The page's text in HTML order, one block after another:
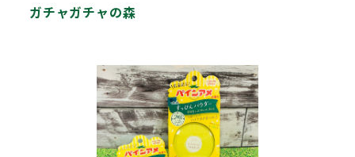
ガチャガチャの森